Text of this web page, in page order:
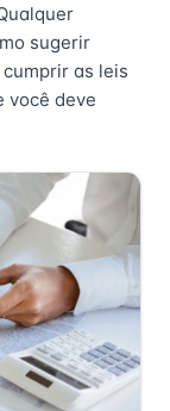
sugerir
as leis
você deve